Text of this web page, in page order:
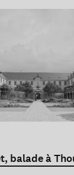
balade à